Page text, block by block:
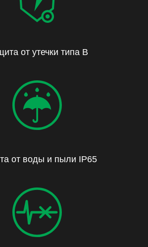
от утечки типа B
от воды и пыли IP65